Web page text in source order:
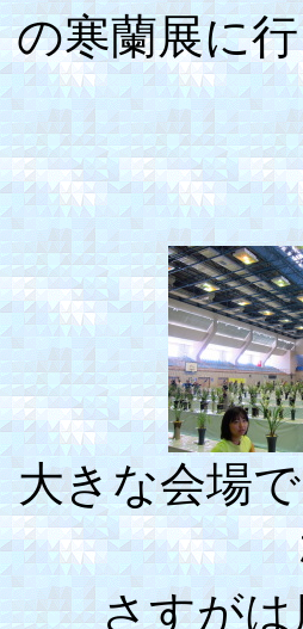
の寒蘭展に
大きな会場
さすが